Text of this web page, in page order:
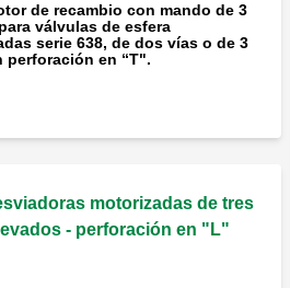
de recambio con mando de 3
válvulas de esfera
serie 638, de dos vías o de 3
perforación en “T".
motorizadas de tres
- perforación en "L"